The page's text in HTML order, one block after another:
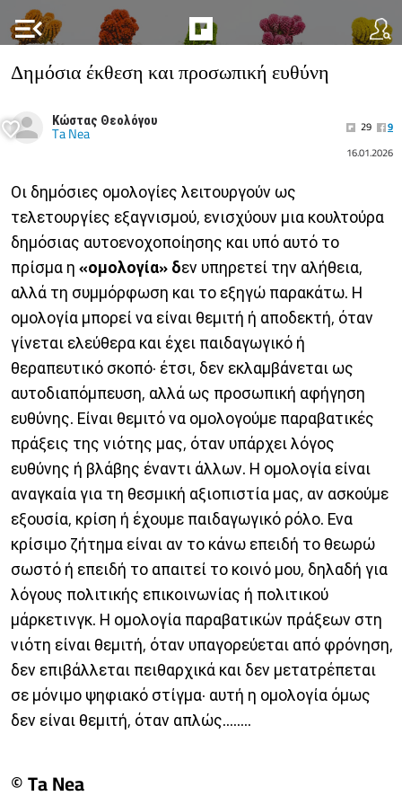
menu_open
Δημόσια έκθεση και προσωπική ευθύνη
Κώστας Θεολόγου
Ta Nea 29
9
16.01.2026
Οι δημόσιες ομολογίες λειτουργούν ως
τελετουργίες εξαγνισμού, ενισχύουν μια κουλτούρα
δημόσιας αυτοενοχοποίησης και υπό αυτό το
πρίσμα η«ομολογία» δεν υπηρετεί την αλήθεια,
αλλά τη συμμόρφωση και το εξηγώ παρακάτω. Η
ομολογία μπορεί να είναι θεμιτή ή αποδεκτή, όταν
γίνεται ελεύθερα και έχει παιδαγωγικό ή
θεραπευτικό σκοπό· έτσι, δεν εκλαμβάνεται ως
αυτοδιαπόμπευση, αλλά ως προσωπική αφήγηση
ευθύνης. Είναι θεμιτό να ομολογούμε παραβατικές
πράξεις της νιότης μας, όταν υπάρχει λόγος
ευθύνης ή βλάβης έναντι άλλων. Η ομολογία είναι
αναγκαία για τη θεσμική αξιοπιστία μας, αν ασκούμε
εξουσία, κρίση ή έχουμε παιδαγωγικό ρόλο. Ενα
κρίσιμο ζήτημα είναι αν το κάνω επειδή το θεωρώ
σωστό ή επειδή το απαιτεί το κοινό μου, δηλαδή για
λόγους πολιτικής επικοινωνίας ή πολιτικού
μάρκετινγκ. Η ομολογία παραβατικών πράξεων στη
νιότη είναι θεμιτή, όταν υπαγορεύεται από φρόνηση,
δεν επιβάλλεται πειθαρχικά και δεν μετατρέπεται
σε μόνιμο ψηφιακό στίγμα· αυτή η ομολογία όμως
δεν είναι θεμιτή, όταν απλώς........
© Ta Nea